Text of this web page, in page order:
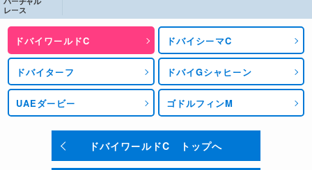
レース
ドバイワールドC ドバイシーマC
ドバイターフ ドバイGシャヒーン
UAEダービー ゴドルフィンM
ドバイワールドC トップへ